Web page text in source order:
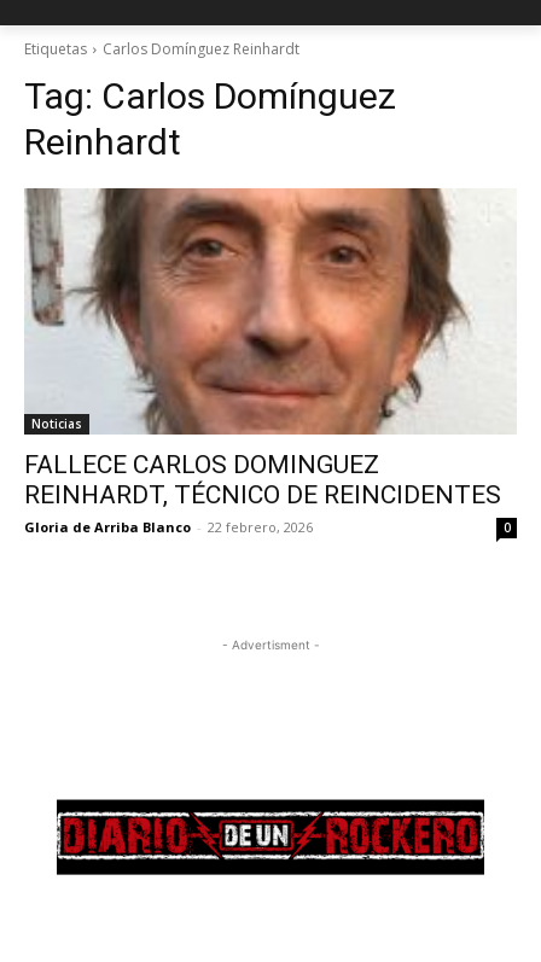
Etiquetas Carlos Domínguez Reinhardt
Tag: Carlos Domínguez
Reinhardt
Noticias
FALLECE CARLOS DOMINGUEZ
REINHARDT, TÉCNICO DE REINCIDENTES
Gloria de Arriba Blanco - 22 febrero, 2026 0
- Advertisment -